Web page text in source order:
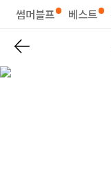
썸머블프 베스트